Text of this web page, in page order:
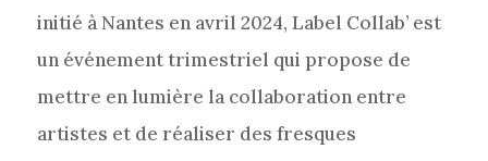
initié à Nantes en avril 2024, Label Collab’ est
un événement trimestriel qui propose de
mettre en lumière la collaboration entre
artistes et de réaliser des fresques